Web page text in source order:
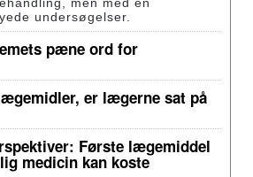
undersøgelser.
pæne ord for
er lægerne sat på
Første lægemiddel
medicin kan koste